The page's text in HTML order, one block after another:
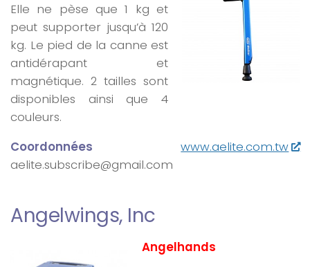
Elle ne pèse que 1 kg et
peut supporter jusqu’à 120
kg. Le pied de la canne est
antidérapant et
magnétique. 2 tailles sont
disponibles ainsi que 4
couleurs.
Coordonnées
www.aelite.com.tw
aelite.subscribe@gmail.com
Angelwings, Inc
Angelhands